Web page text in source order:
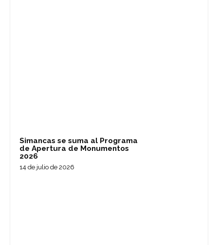
Simancas se suma al Programa
de Apertura de Monumentos
2026
14 de julio de 2026